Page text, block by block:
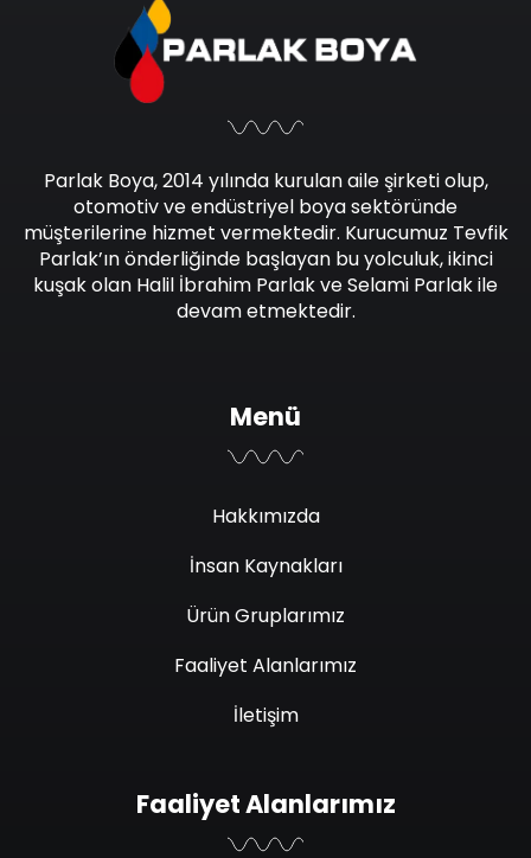
Parlak Boya, 2014 yılında kurulan aile şirketi olup,
otomotiv ve endüstriyel boya sektöründe
müşterilerine hizmet vermektedir. Kurucumuz Tevfik
Parlak’ın önderliğinde başlayan bu yolculuk, ikinci
kuşak olan Halil İbrahim Parlak ve Selami Parlak ile
devam etmektedir.
Menü
Hakkımızda
İnsan Kaynakları
Ürün Gruplarımız
Faaliyet Alanlarımız
İletişim
Faaliyet Alanlarımız